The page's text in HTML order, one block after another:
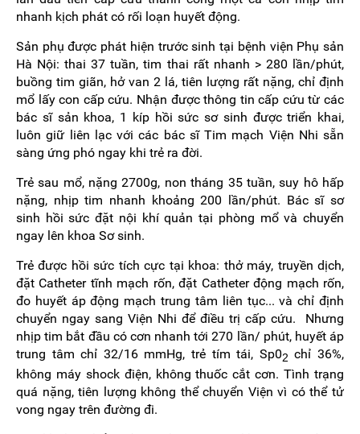
nhanh kịch phát có rối loạn huyết động.
Sản phụ được phát hiện trước sinh tại bệnh viện Phụ sản
Hà Nội: thai 37 tuần, tim thai rất nhanh > 280 lần/phút,
buồng tim giãn, hở van 2 lá, tiên lượng rất nặng, chỉ định
mổ lấy con cấp cứu. Nhận được thông tin cấp cứu từ các
bác sĩ sản khoa, 1 kíp hồi sức sơ sinh được triển khai,
luôn giữ liên lạc với các bác sĩ Tim mạch Viện Nhi sẵn
sàng ứng phó ngay khi trẻ ra đời.
Trẻ sau mổ, nặng 2700g, non tháng 35 tuần, suy hô hấp
nặng, nhịp tim nhanh khoảng 200 lần/phút. Bác sĩ sơ
sinh hồi sức đặt nội khí quản tại phòng mổ và chuyển
ngay lên khoa Sơ sinh.
Trẻ được hồi sức tích cực tại khoa: thở máy, truyền dịch,
đặt Catheter tĩnh mạch rốn, đặt Catheter động mạch rốn,
đo huyết áp động mạch trung tâm liên tục... và chỉ định
chuyển ngay sang Viện Nhi để điều trị cấp cứu. Nhưng
nhịp tim bắt đầu có cơn nhanh tới 270 lần/ phút, huyết áp
trung tâm chỉ 32/16 mmHg, trẻ tím tái, Sp02 chỉ 36%,
không máy shock điện, không thuốc cắt cơn. Tình trạng
quá nặng, tiên lượng không thể chuyển Viện vì có thể tử
vong ngay trên đường đi.